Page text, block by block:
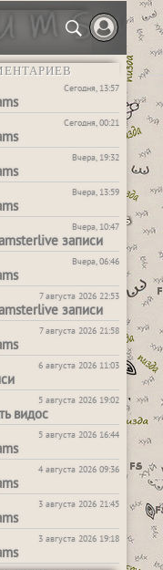
Сегодня, 13:57
Сегодня, 00:21
Вчера, 19:32
Вчера, 13:59
Вчера, 10:47
записи
Вчера, 06:46
7 августа 2026 22:53
записи
7 августа 2026 21:58
6 августа 2026 11:03
5 августа 2026 19:02
видос
5 августа 2026 16:44
4 августа 2026 09:36
3 августа 2026 21:45
3 августа 2026 19:18